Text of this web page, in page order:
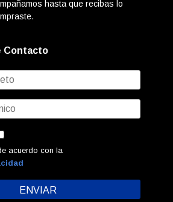
hasta que recibas lo
Contacto
acuerdo con la